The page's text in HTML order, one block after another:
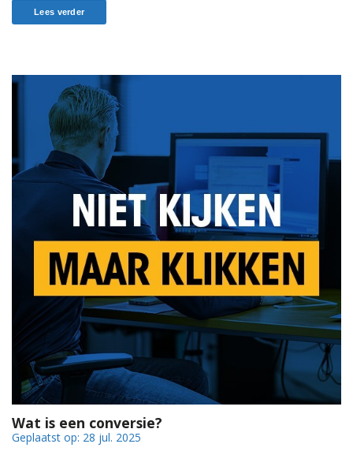
Lees verder
Wat is een conversie?
Geplaatst op: 28 jul. 2025